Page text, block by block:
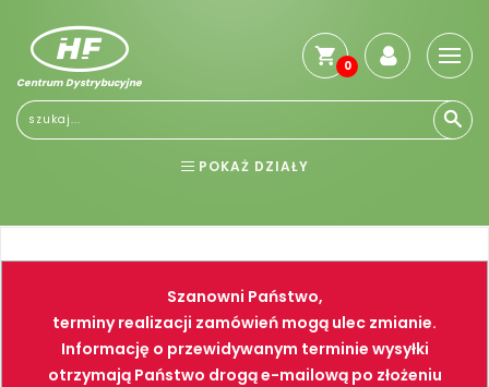
Centrum Dystrybucyjne
0
POKAŻ DZIAŁY
NARZĘDZIA SPAWALNICTWO
FARBY PNEUMATYKA
Szanowni Państwo,
terminy realizacji zamówień mogą ulec zmianie.
Informację o przewidywanym terminie wysyłki
otrzymają Państwo drogą e-mailową po złożeniu